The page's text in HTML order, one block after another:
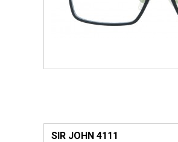
SIR JOHN 4111